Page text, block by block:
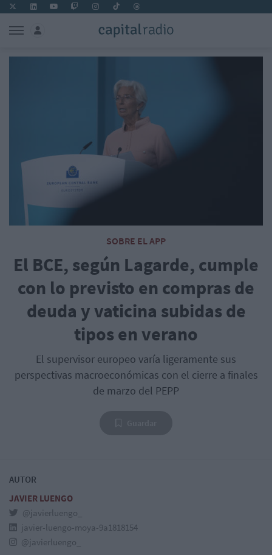
SOBRE EL APP
El BCE, según Lagarde, cumple
con lo previsto en compras de
deuda y vaticina subidas de
tipos en verano
El supervisor europeo varía ligeramente sus
perspectivas macroeconómicas con el cierre a finales
de marzo del PEPP
AUTOR
JAVIER LUENGO
@javierluengo_
javier-luengo-moya-9a1818154
@javierluengo_